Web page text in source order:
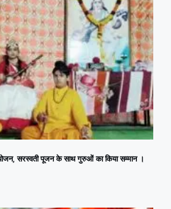
सरस्वती पूजन के साथ गुरुओं का किया सम्मान ।